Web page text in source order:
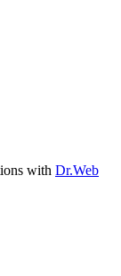
with Dr.Web